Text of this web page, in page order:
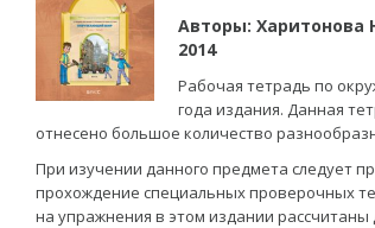
Авторы: Харитонова
2014
Рабочая тетрадь по
года издания. Данная
отнесено большое количество
При изучении данного предмета следует
прохождение специальных проверочных
на упражнения в этом издании рассчитаны